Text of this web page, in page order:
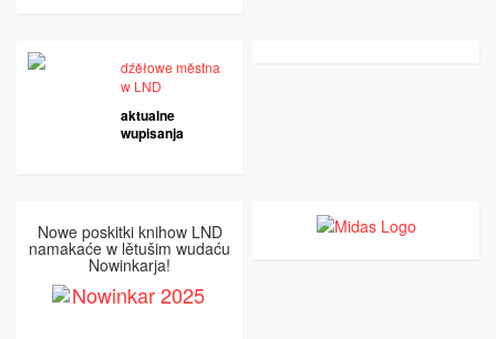
dźěłowe městna
w LND
aktualne
wupisanja
Nowe poskitki knihow LND
namakaće w lětušim wudaću
Nowinkarja!